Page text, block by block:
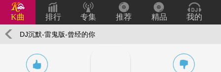
K曲 排行 专集 推荐 精品 我的
DJ沉默-雷鬼版-曾经的你